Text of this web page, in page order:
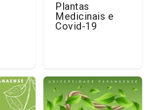
Plantas
Medicinais e
Covid-19